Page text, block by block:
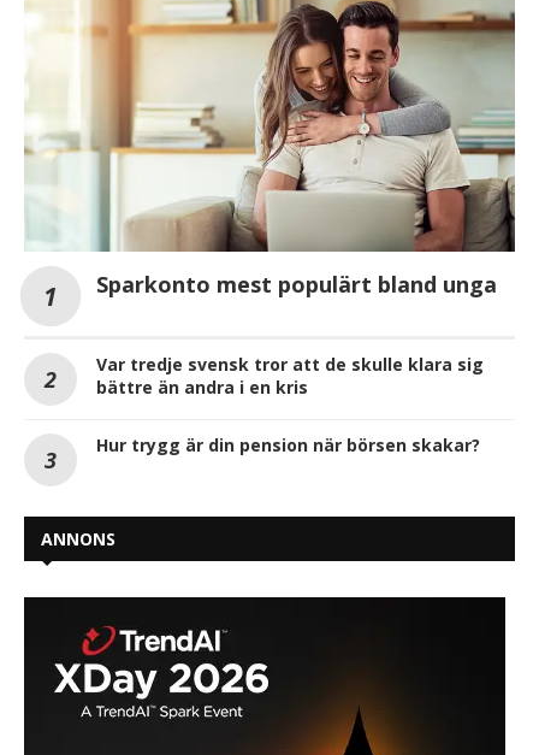
Sparkonto mest populärt bland unga
Var tredje svensk tror att de skulle klara sig
bättre än andra i en kris
Hur trygg är din pension när börsen skakar?
ANNONS